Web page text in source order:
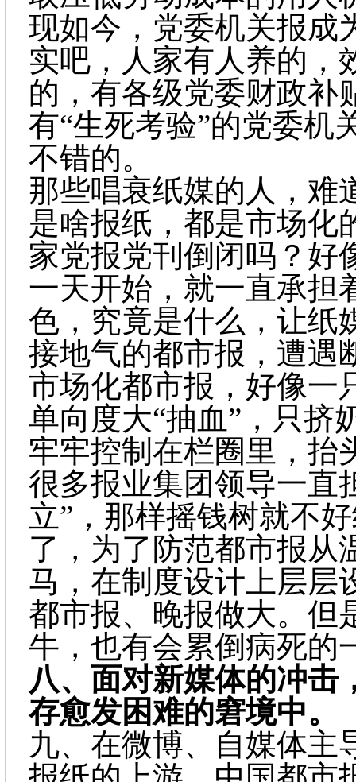
现如今，党委机关报成
实吧，人家有人养的，
的，有各级党委财政补
有“生死考验”的党委机
不错的。
那些唱衰纸媒的人，难
是啥报纸，都是市场化
家党报党刊倒闭吗？好
一天开始，就一直承担
色，究竟是什么，让纸
接地气的都市报，遭遇
市场化都市报，好像一
单向度大“抽血”，只挤
牢牢控制在栏圈里，抬
很多报业集团领导一直
立”，那样摇钱树就不
了，为了防范都市报从
马，在制度设计上层层
都市报、晚报做大。但
牛，也有会累倒病死的
八、 面对新媒体的冲击
存愈发困难的窘境中。
九、 在微博、自媒体主